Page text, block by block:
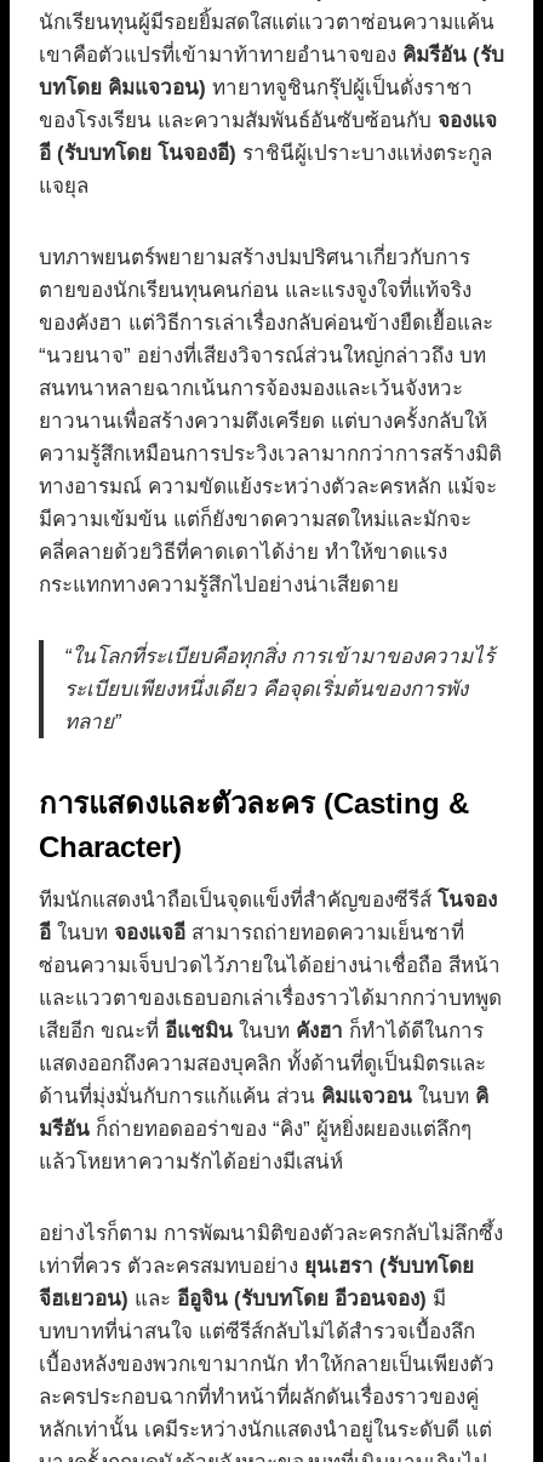
นักเรียนทุนผู้มีรอยยิ้มสดใสแต่แววตาซ่อนความแค้น
เขาคือตัวแปรที่เข้ามาท้าทายอำนาจของ คิมรีอัน (รับ
บทโดย คิมแจวอน) ทายาทจูชินกรุ๊ปผู้เป็นดั่งราชา
ของโรงเรียน และความสัมพันธ์อันซับซ้อนกับ จองแจ
อี (รับบทโดย โนจองอี) ราชินีผู้เปราะบางแห่งตระกูล
แจยุล
บทภาพยนตร์พยายามสร้างปมปริศนาเกี่ยวกับการ
ตายของนักเรียนทุนคนก่อน และแรงจูงใจที่แท้จริง
ของคังฮา แต่วิธีการเล่าเรื่องกลับค่อนข้างยืดเยื้อและ
“นวยนาจ” อย่างที่เสียงวิจารณ์ส่วนใหญ่กล่าวถึง บท
สนทนาหลายฉากเน้นการจ้องมองและเว้นจังหวะ
ยาวนานเพื่อสร้างความตึงเครียด แต่บางครั้งกลับให้
ความรู้สึกเหมือนการประวิงเวลามากกว่าการสร้างมิติ
ทางอารมณ์ ความขัดแย้งระหว่างตัวละครหลัก แม้จะ
มีความเข้มข้น แต่ก็ยังขาดความสดใหม่และมักจะ
คลี่คลายด้วยวิธีที่คาดเดาได้ง่าย ทำให้ขาดแรง
กระแทกทางความรู้สึกไปอย่างน่าเสียดาย
“ในโลกที่ระเบียบคือทุกสิ่ง การเข้ามาของความไร้
ระเบียบเพียงหนึ่งเดียว คือจุดเริ่มต้นของการพัง
ทลาย”
การแสดงและตัวละคร (Casting &
Character)
ทีมนักแสดงนำถือเป็นจุดแข็งที่สำคัญของซีรีส์ โนจอง
อี ในบท จองแจอี สามารถถ่ายทอดความเย็นชาที่
ซ่อนความเจ็บปวดไว้ภายในได้อย่างน่าเชื่อถือ สีหน้า
และแววตาของเธอบอกเล่าเรื่องราวได้มากกว่าบทพูด
เสียอีก ขณะที่ อีแชมิน ในบท คังฮา ก็ทำได้ดีในการ
แสดงออกถึงความสองบุคลิก ทั้งด้านที่ดูเป็นมิตรและ
ด้านที่มุ่งมั่นกับการแก้แค้น ส่วน คิมแจวอน ในบท คิ
มรีอัน ก็ถ่ายทอดออร่าของ “คิง” ผู้หยิ่งผยองแต่ลึกๆ
แล้วโหยหาความรักได้อย่างมีเสน่ห์
อย่างไรก็ตาม การพัฒนามิติของตัวละครกลับไม่ลึกซึ้ง
เท่าที่ควร ตัวละครสมทบอย่าง ยุนเฮรา (รับบทโดย
จีฮเยวอน) และ อีอูจิน (รับบทโดย อีวอนจอง) มี
บทบาทที่น่าสนใจ แต่ซีรีส์กลับไม่ได้สำรวจเบื้องลึก
เบื้องหลังของพวกเขามากนัก ทำให้กลายเป็นเพียงตัว
ละครประกอบฉากที่ทำหน้าที่ผลักดันเรื่องราวของคู่
หลักเท่านั้น เคมีระหว่างนักแสดงนำอยู่ในระดับดี แต่